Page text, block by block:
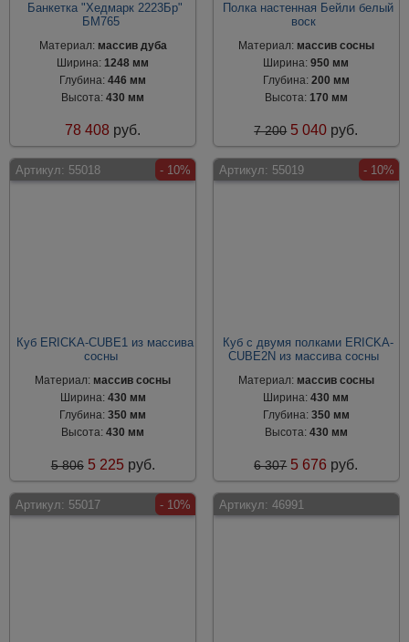
Банкетка "Хедмарк 2223Бр"
БМ765
Материал: массив дуба
Ширина:1248 мм
Глубина:446 мм
Высота:430 мм
78 408 руб.
Полка настенная Бейли белый
воск
Материал: массив сосны
Ширина:950 мм
Глубина: 200 мм
Высота: 170 мм
7 200 5 040 руб.
Артикул: 55018 - 10%
Куб ERICKA-CUBE1 из массива
сосны
Материал: массив сосны
Ширина: 430 мм
Глубина:350 мм
Высота:430 мм
5 806 5 225 руб.
Артикул: 55019 - 10%
Куб с двумя полками ERICKA-
CUBE2N из массива сосны
Материал: массив сосны
Ширина:430 мм
Глубина: 350 мм
Высота: 430 мм
6 307 5 676 руб.
Артикул: 55017 - 10% Артикул: 46991